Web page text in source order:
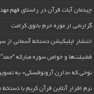
چیدمان آیات قرآن در راستای فهم
گزارشی از موزه حرم بانوی کرامت
انتشار اپلیکیشن دستخط آسمانی از
فضیلت‌ها و خواص سوره مبارکه “حمد”
نوحی که «دارِن آرونوفسکی» به
نرم افزار آنلاین قرآن کریم با